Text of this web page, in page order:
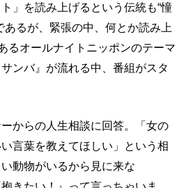
」を読み上げるという伝統も“憧
あるが、緊張の中、何とか読み上
るオールナイトニッポンのテーマ
ンバ』が流れる中、番組がスタ
からの人生相談に回答。「女の
言葉を教えてほしい」という相
動物がいるから見に来な